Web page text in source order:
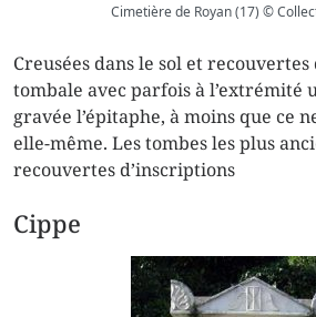
Cimetière de Royan (17) ©
Creusées dans le sol et
tombale avec parfois à l’extrémité
gravée l’épitaphe, à moins que ce
elle-même. Les tombes les plus
recouvertes d’inscriptions
Cippe